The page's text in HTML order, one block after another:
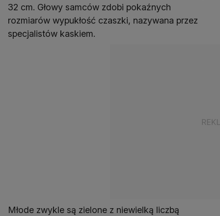
32 cm. Głowy samców zdobi pokaźnych
rozmiarów wypukłość czaszki, nazywana przez
specjalistów kaskiem.
Młode zwykle są zielone z niewielką liczbą